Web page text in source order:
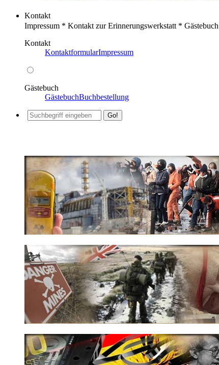
Kontakt
Impressum * Kontakt zur Erinnerungswerkstatt * Gästebuch
Kontakt
KontaktformularImpressum
Gästebuch
GästebuchBuchbestellung